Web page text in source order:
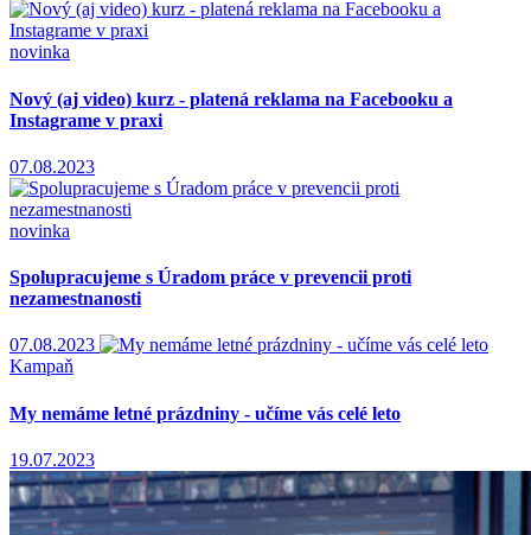
novinka
Nový (aj video) kurz - platená reklama na Facebooku a
Instagrame v praxi
07.08.2023
novinka
Spolupracujeme s Úradom práce v prevencii proti
nezamestnanosti
07.08.2023
Kampaň
My nemáme letné prázdniny - učíme vás celé leto
19.07.2023